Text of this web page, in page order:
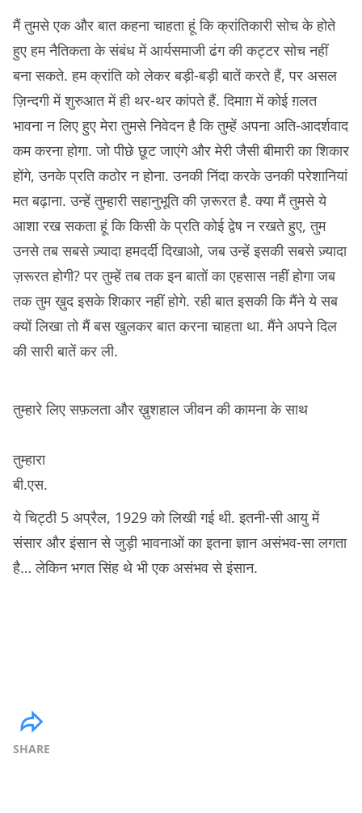
मैं तुमसे एक और बात कहना चाहता हूं कि क्रांतिकारी सोच के होते
हुए हम नैतिकता के संबंध में आर्यसमाजी ढंग की कट्टर सोच नहीं
बना सकते. हम क्रांति को लेकर बड़ी-बड़ी बातें करते हैं, पर असल
ज़िन्दगी में शुरुआत में ही थर-थर कांपते हैं. दिमाग़ में कोई ग़लत
भावना न लिए हुए मेरा तुमसे निवेदन है कि तुम्हें अपना अति-आदर्शवाद
कम करना होगा. जो पीछे छूट जाएंगे और मेरी जैसी बीमारी का शिकार
होंगे, उनके प्रति कठोर न होना. उनकी निंदा करके उनकी परेशानियां
मत बढ़ाना. उन्हें तुम्हारी सहानुभूति की ज़रूरत है. क्या मैं तुमसे ये
आशा रख सकता हूं कि किसी के प्रति कोई द्वेष न रखते हुए, तुम
उनसे तब सबसे ज़्यादा हमदर्दी दिखाओ, जब उन्हें इसकी सबसे ज़्यादा
ज़रूरत होगी? पर तुम्हें तब तक इन बातों का एहसास नहीं होगा जब
तक तुम ख़ुद इसके शिकार नहीं होगे. रही बात इसकी कि मैंने ये सब
क्यों लिखा तो मैं बस खुलकर बात करना चाहता था. मैंने अपने दिल
की सारी बातें कर ली.
तुम्हारे लिए सफ़लता और ख़ुशहाल जीवन की कामना के साथ
तुम्हारा
बी.एस.
ये चिट्ठी 5 अप्रैल, 1929 को लिखी गई थी. इतनी-सी आयु में
संसार और इंसान से जुड़ी भावनाओं का इतना ज्ञान असंभव-सा लगता
है… लेकिन भगत सिंह थे भी एक असंभव से इंसान.
SHARE